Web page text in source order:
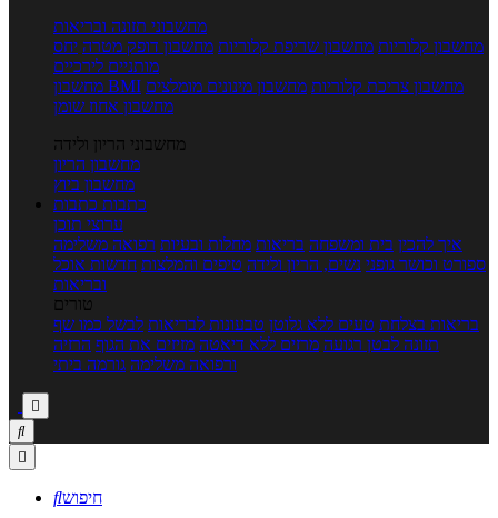
מחשבוני תזונה ובריאות
מחשבון קלוריות מחשבון שריפת קלוריות מחשבון דופק מטרה יחס
מותניים לירכיים
מחשבון BMI
מחשבון צריכת קלוריות מחשבון מינונים מומלצים
מחשבון אחוז שומן
מחשבוני הריון ולידה
מחשבון הריון
מחשבון ביוץ
כתבות כתבות
ערוצי תוכן
איך להכין בית ומשפחה בריאות מחלות ובעיות רפואה משלימה
ספורט וכושר גופני נשים, הריון ולידה טיפים והמלצות חדשות אוכל
ובריאות
טורים
בריאות בצלחת טעים ללא גלוטן טבעונות לבריאות לבשל כמו שף
תזונה לבטן רגועה מרזים ללא דיאטה מזיזים את הגוף הרזיה
ורפואה משלימה גורמה ביתי



חיפוש